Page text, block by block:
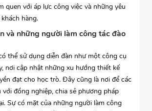
quen với áp lực công việc và những yêu
hàng.
và những người làm công tác đào
thể sử dụng diễn đàn như một công cụ
nơi cập nhật những xu hướng thiết kế
đạt cho học trò. Đây cũng là nơi để các
với đồng nghiệp, chia sẻ phương pháp
Sự có mặt của những người làm công